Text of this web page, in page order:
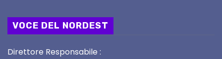
VOCE DEL NORDEST
Direttore Responsabile :